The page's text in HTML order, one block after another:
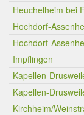
Heuchelheim bei
Hochdorf-
Hochdorf-
Impflingen
Kapellen-
Kapellen-
Kirchheim/